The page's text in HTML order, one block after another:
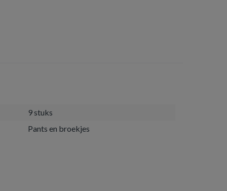
9 stuks
Pants en broekjes